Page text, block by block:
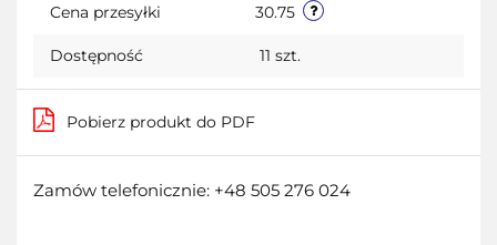
Cena przesyłki 30.75
Dostępność 11 szt.
Pobierz produkt do PDF
Zamów telefonicznie: +48 505 276 024